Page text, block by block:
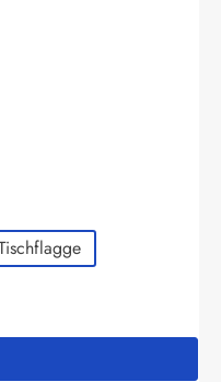
Wert ein